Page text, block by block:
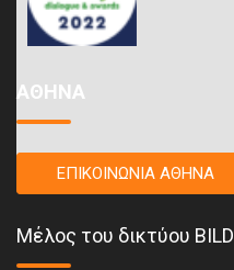
ΑΘΗΝΑ
ΕΠΙΚΟΙΝΩΝΙΑ ΑΘΗΝΑ
Μέλος του δικτύου BILD